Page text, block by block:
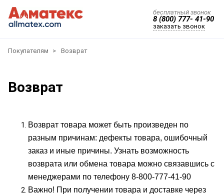
бесплатный звонок
8 (800) 777- 41-90
заказать звонок
Покупателям Возврат
Возврат
Возврат товара может быть произведен по
разным причинам: дефекты товара, ошибочный
заказ и иные причины. Узнать возможность
возврата или обмена товара можно связавшись с
менеджерами по телефону 8-800-777-41-90
Важно! При получении товара и доставке через